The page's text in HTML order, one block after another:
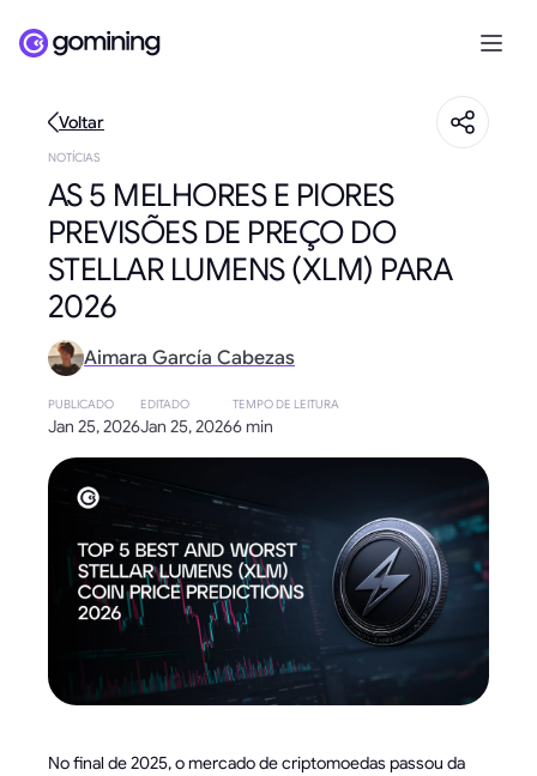
Voltar
NOTÍCIAS
AS 5 MELHORES E PIORES
PREVISÕES DE PREÇO DO
STELLAR LUMENS (XLM) PARA
2026
Aimara García Cabezas
PUBLICADO
Jan 25, 2026
EDITADO
Jan 25, 2026
TEMPO DE LEITURA
6 min
No final de 2025, o mercado de criptomoedas passou da